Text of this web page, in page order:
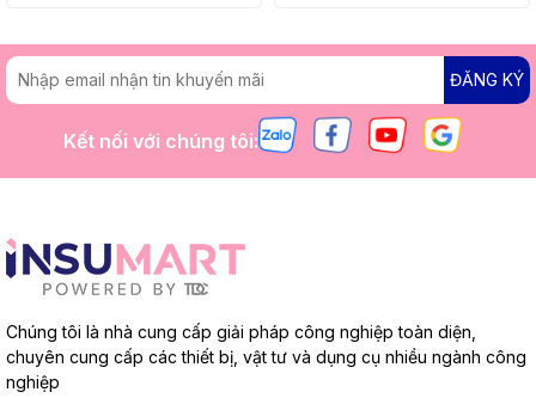
ĐĂNG KÝ
Kết nối với chúng tôi:
Chúng tôi là nhà cung cấp giải pháp công nghiệp toàn diện,
chuyên cung cấp các thiết bị, vật tư và dụng cụ nhiều ngành công
nghiệp